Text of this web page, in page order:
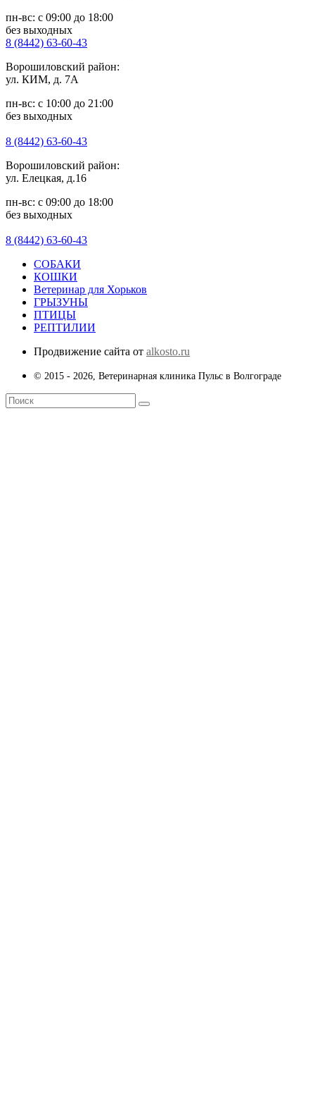
пн-вс: с 09:00 до 18:00
без выходных
8 (8442) 63-60-43
Ворошиловский район:
ул. КИМ, д. 7А
пн-вс: с 10:00 до 21:00
без выходных
8 (8442) 63-60-43
Ворошиловский район:
ул. Елецкая, д.16
пн-вс: с 09:00 до 18:00
без выходных
8 (8442) 63-60-43
СОБАКИ
КОШКИ
Ветеринар для Хорьков
ГРЫЗУНЫ
ПТИЦЫ
РЕПТИЛИИ
Продвижение сайта от alkosto.ru
© 2015 - 2026, Ветеринарная клиника Пульс в Волгограде